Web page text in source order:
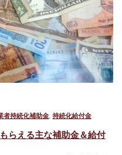
者持続化補助金 持続化給付金
らえる主な補助金＆給付